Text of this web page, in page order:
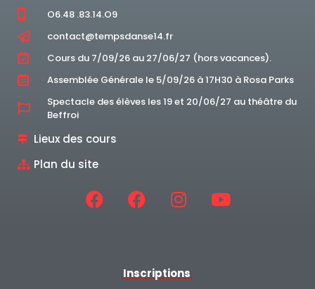
O6.48 .83.14.O9
contact@tempsdanse14.fr
Cours du 7/09/26 au 27/06/27 (hors vacances).
Assemblée Générale le 5/09/26 à 17H30 à Rosa Parks
Spectacle des élèves les 19 et 20/06/27 au théâtre du
Beffroi
Lieux des cours
Plan du site
Inscriptions: